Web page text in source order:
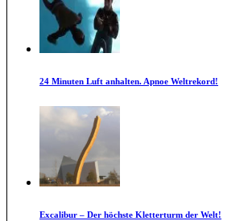
24 Minuten Luft anhalten. Apnoe Weltrekord!
Excalibur – Der höchste Kletterturm der Welt!